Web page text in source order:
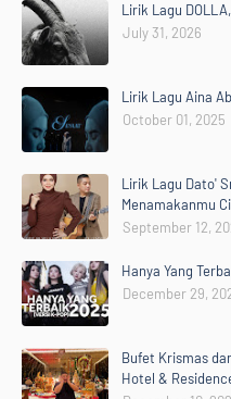
Lirik Lagu
July 31, 2026
Lirik Lagu Aina
October 01, 2025
Lirik Lagu Dato'
Menamakanmu
September 12,
Hanya Yang
December 29,
Bufet Krismas
Hotel &